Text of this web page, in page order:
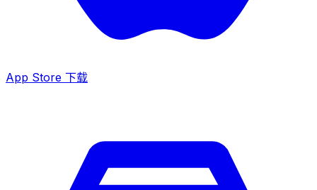
App Store 下载